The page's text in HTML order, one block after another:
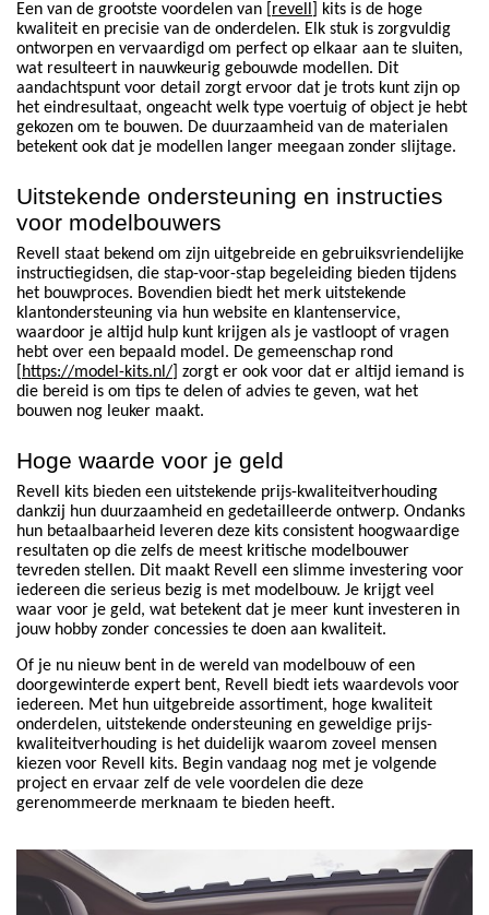
Een van de grootste voordelen van [ revell ] kits is de hoge
kwaliteit en precisie van de onderdelen. Elk stuk is zorgvuldig
ontworpen en vervaardigd om perfect op elkaar aan te sluiten,
wat resulteert in nauwkeurig gebouwde modellen. Dit
aandachtspunt voor detail zorgt ervoor dat je trots kunt zijn op
het eindresultaat, ongeacht welk type voertuig of object je hebt
gekozen om te bouwen. De duurzaamheid van de materialen
betekent ook dat je modellen langer meegaan zonder slijtage.
Uitstekende ondersteuning en instructies
voor modelbouwers
Revell staat bekend om zijn uitgebreide en gebruiksvriendelijke
instructiegidsen, die stap-voor-stap begeleiding bieden tijdens
het bouwproces. Bovendien biedt het merk uitstekende
klantondersteuning via hun website en klantenservice,
waardoor je altijd hulp kunt krijgen als je vastloopt of vragen
hebt over een bepaald model. De gemeenschap rond
https://model-kits.nl/ ] zorgt er ook voor dat er altijd iemand is
die bereid is om tips te delen of advies te geven, wat het
bouwen nog leuker maakt.
Hoge waarde voor je geld
Revell kits bieden een uitstekende prijs-kwaliteitverhouding
dankzij hun duurzaamheid en gedetailleerde ontwerp. Ondanks
hun betaalbaarheid leveren deze kits consistent hoogwaardige
resultaten op die zelfs de meest kritische modelbouwer
tevreden stellen. Dit maakt Revell een slimme investering voor
iedereen die serieus bezig is met modelbouw. Je krijgt veel
waar voor je geld, wat betekent dat je meer kunt investeren in
jouw hobby zonder concessies te doen aan kwaliteit.
Of je nu nieuw bent in de wereld van modelbouw of een
doorgewinterde expert bent, Revell biedt iets waardevols voor
iedereen. Met hun uitgebreide assortiment, hoge kwaliteit
onderdelen, uitstekende ondersteuning en geweldige prijs-
kwaliteitverhouding is het duidelijk waarom zoveel mensen
kiezen voor Revell kits. Begin vandaag nog met je volgende
project en ervaar zelf de vele voordelen die deze
gerenommeerde merknaam te bieden heeft.